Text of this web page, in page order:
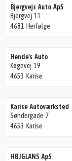
Bjergvejs Auto ApS
Bjergvej 11
4681 Herfølge
Hende's Auto
Køgevej 19
4653 Karise
Karise Autoværksted
Søndergade 7
4653 Karise
HØJGLANS ApS